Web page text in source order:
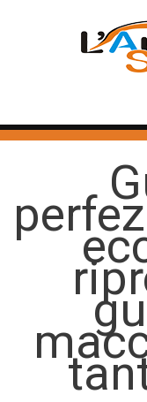
HOME
CORSI PATENTE
CORSI PROFESSIONALI
PERCHÉ SCEGLIERCI
CONTATTI